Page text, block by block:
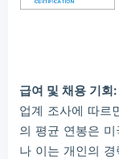
급여 및 채용 기회:
업계 조사에 따르
의 평균 연봉은
나 이는 개인의